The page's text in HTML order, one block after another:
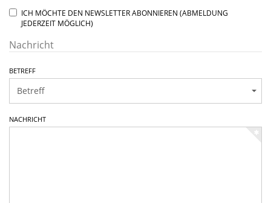
ICH MÖCHTE DEN NEWSLETTER ABONNIEREN (ABMELDUNG
JEDERZEIT MÖGLICH)
Nachricht
BETREFF
NACHRICHT